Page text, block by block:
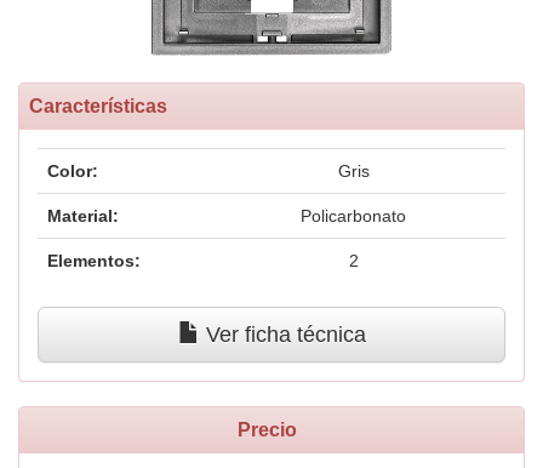
Características
Color: Gris
Material: Policarbonato
Elementos: 2
Ver ficha técnica
Precio